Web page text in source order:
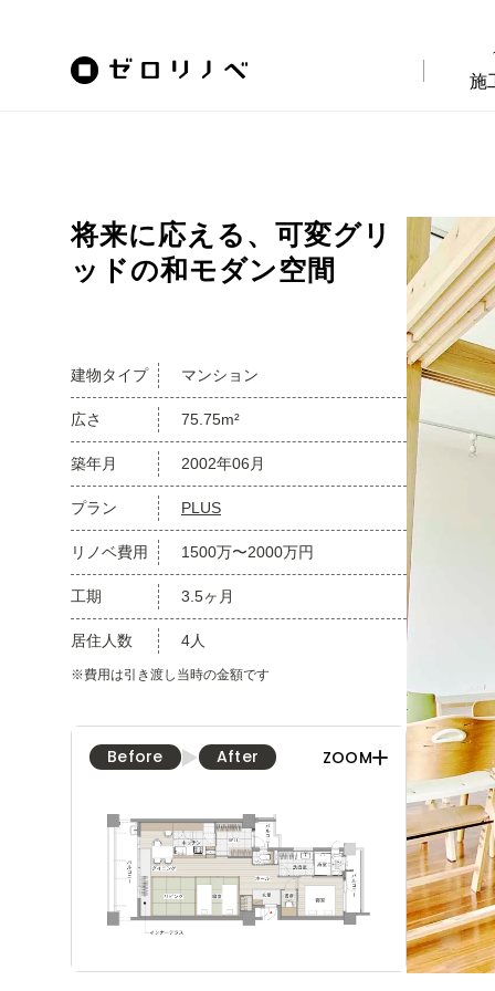
施
将来に応える、可変グリ
ッドの和モダン空間
建物タイプ マンション
広さ 75.75m²
築年月 2002年06月
プラン PLUS
リノベ費用 1500万〜2000万円
工期 3.5ヶ月
居住人数 4人
※費用は引き渡し当時の金額です
Before After ZOOM